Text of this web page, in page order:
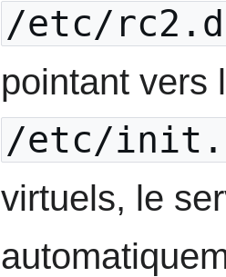
/etc/
pointant vers
/etc/
virtuels, le